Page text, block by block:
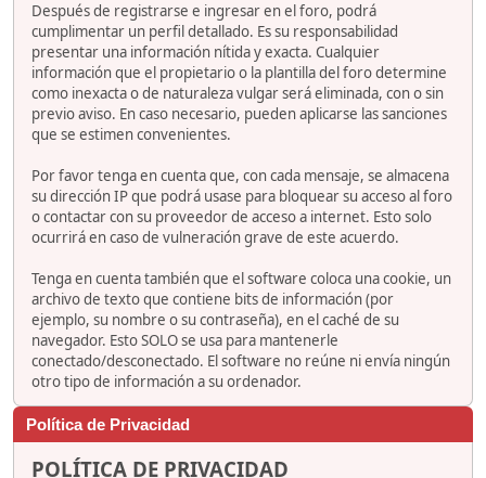
Después de registrarse e ingresar en el foro, podrá
cumplimentar un perfil detallado. Es su responsabilidad
presentar una información nítida y exacta. Cualquier
información que el propietario o la plantilla del foro determine
como inexacta o de naturaleza vulgar será eliminada, con o sin
previo aviso. En caso necesario, pueden aplicarse las sanciones
que se estimen convenientes.
Por favor tenga en cuenta que, con cada mensaje, se almacena
su dirección IP que podrá usase para bloquear su acceso al foro
o contactar con su proveedor de acceso a internet. Esto solo
ocurrirá en caso de vulneración grave de este acuerdo.
Tenga en cuenta también que el software coloca una cookie, un
archivo de texto que contiene bits de información (por
ejemplo, su nombre o su contraseña), en el caché de su
navegador. Esto SOLO se usa para mantenerle
conectado/desconectado. El software no reúne ni envía ningún
otro tipo de información a su ordenador.
Política de Privacidad
POLÍTICA DE PRIVACIDAD